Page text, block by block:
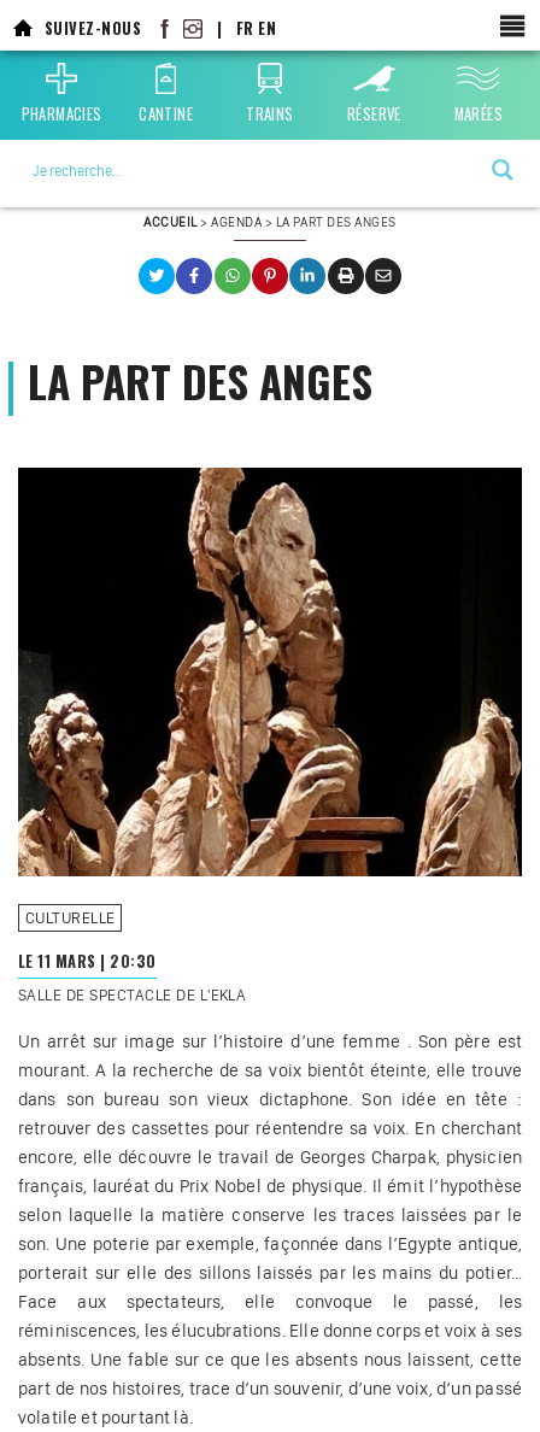
au
contenu
principal
SUIVEZ-NOUS | FR EN
PHARMACIES CANTINE TRAINS RÉSERVE MARÉES
ACCUEIL>AGENDA > LA PART DES ANGES
LA PART DES ANGES
CULTURELLE
LE 11 MARS | 20:30
SALLE DE SPECTACLE DE L'EKLA
Un arrêt sur image sur l’histoire d’une femme . Son père est
mourant. A la recherche de sa voix bientôt éteinte, elle trouve
dans son bureau son vieux dictaphone. Son idée en tête :
retrouver des cassettes pour réentendre sa voix. En cherchant
encore, elle découvre le travail de Georges Charpak, physicien
français, lauréat du Prix Nobel de physique. Il émit l’hypothèse
selon laquelle la matière conserve les traces laissées par le
son. Une poterie par exemple, façonnée dans l’Egypte antique,
porterait sur elle des sillons laissés par les mains du potier…
Face aux spectateurs, elle convoque le passé, les
réminiscences, les élucubrations. Elle donne corps et voix à ses
absents. Une fable sur ce que les absents nous laissent, cette
part de nos histoires, trace d’un souvenir, d’une voix, d’un passé
volatile et pourtant là.